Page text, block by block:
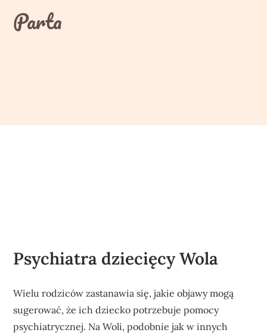
contentParta
Psychiatra dziecięcy Wola
Wielu rodziców zastanawia się, jakie objawy mogą
sugerować, że ich dziecko potrzebuje pomocy
psychiatrycznej. Na Woli, podobnie jak w innych